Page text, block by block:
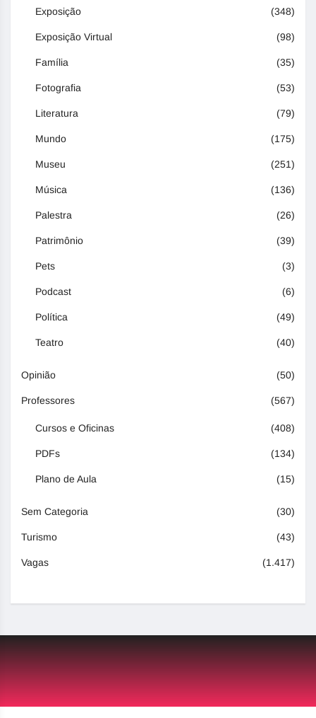
Exposição (348)
Exposição Virtual (98)
Família (35)
Fotografia (53)
Literatura (79)
Mundo (175)
Museu (251)
Música (136)
Palestra (26)
Patrimônio (39)
Pets (3)
Podcast (6)
Política (49)
Teatro (40)
Opinião (50)
Professores (567)
Cursos e Oficinas (408)
PDFs (134)
Plano de Aula (15)
Sem Categoria (30)
Turismo (43)
Vagas (1.417)